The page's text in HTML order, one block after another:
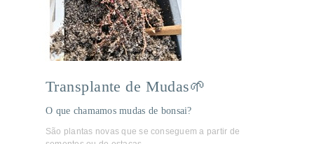
Transplante de Mudas🌱
O que chamamos mudas de bonsai?
São plantas novas que se conseguem a partir de